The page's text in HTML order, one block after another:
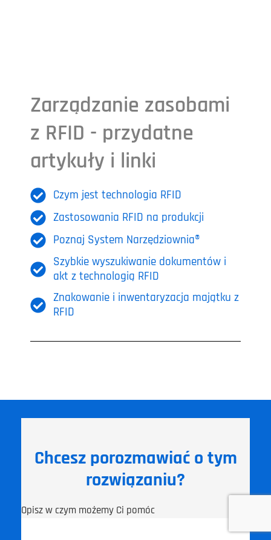
Zarządzanie zasobami
z RFID - przydatne
artykuły i linki
Czym jest technologia RFID
Zastosowania RFID na produkcji
Poznaj System Narzędziownia®
Szybkie wyszukiwanie dokumentów i
akt z technologią RFID
Znakowanie i inwentaryzacja majątku z
RFID
Chcesz porozmawiać o tym
rozwiązaniu?
Opisz w czym możemy Ci pomóc